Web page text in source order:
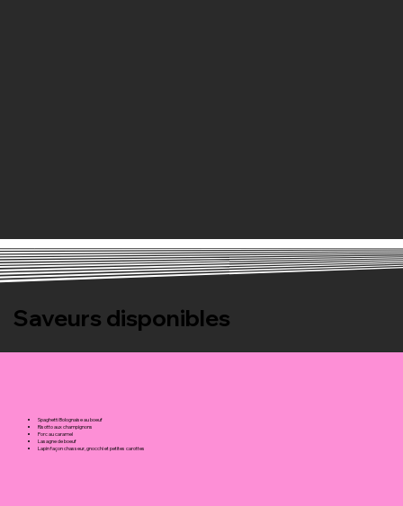
Saveurs disponibles
Spaghetti Bolognaise au boeuf
Risotto aux champignons
Porc au caramel
Lasagne de boeuf
Lapin façon chasseur, gnocchi et petites carottes